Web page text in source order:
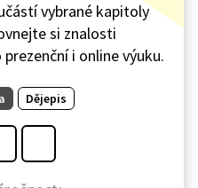
vybrané kapitoly
si znalosti
i online výuku.
Dějepis